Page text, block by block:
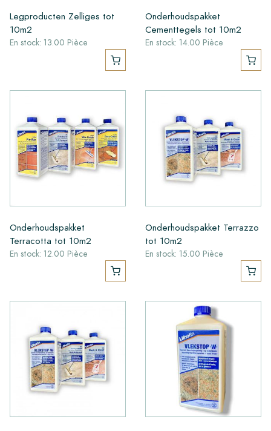
Legproducten Zelliges tot
10m2
En stock: 13.00 Pièce
Onderhoudspakket
Cementtegels tot 10m2
En stock: 14.00 Pièce
Onderhoudspakket
Terracotta tot 10m2
En stock: 12.00 Pièce
Onderhoudspakket Terrazzo
tot 10m2
En stock: 15.00 Pièce